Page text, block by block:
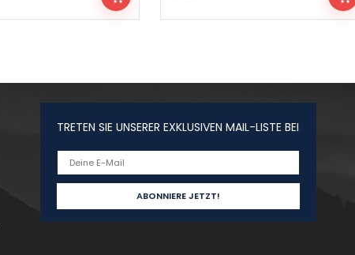
TRETEN SIE UNSERER EXKLUSIVEN MAIL-LISTE BEI